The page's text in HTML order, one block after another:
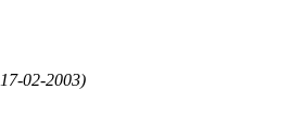
02-2003)